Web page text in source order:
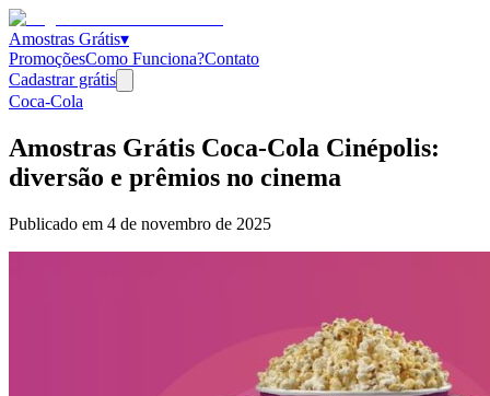
Amostras Grátis▾
PromoçõesComo Funciona?Contato
Cadastrar grátis
Coca-Cola
Amostras Grátis Coca-Cola Cinépolis:
diversão e prêmios no cinema
Publicado em 4 de novembro de 2025